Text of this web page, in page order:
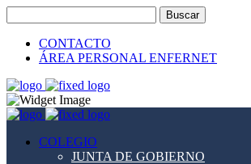
CONTACTO
ÁREA PERSONAL ENFERNET
COLEGIO
JUNTA DE GOBIERNO